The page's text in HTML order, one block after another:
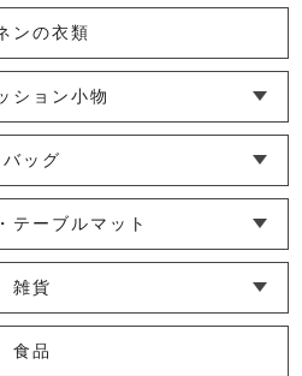
ハーフケット
円 (税込)
ローケース
円 (税込)
ンの衣類
ション小物
バッグ
バッグ
テーブルマット
ースマット
ブルセンター
雑貨
食品